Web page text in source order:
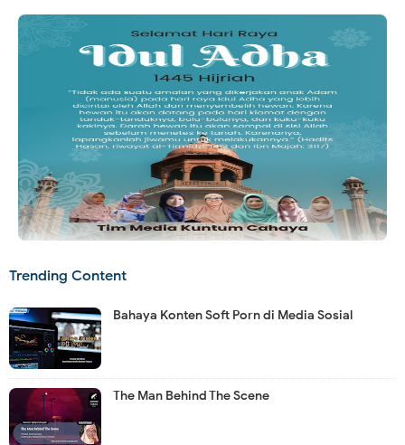
Trending Content
Bahaya Konten Soft Porn di Media Sosial
The Man Behind The Scene